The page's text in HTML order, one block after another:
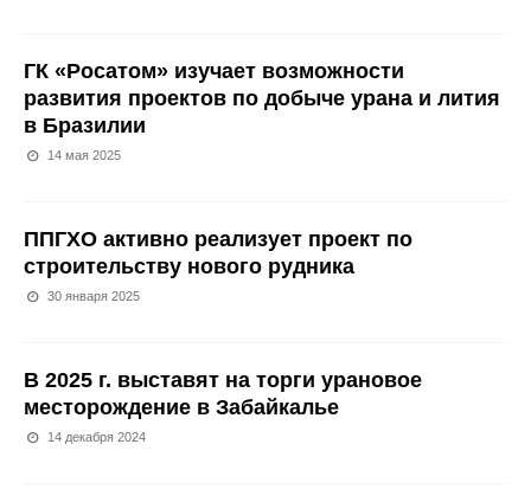
ГК «Росатом» изучает возможности
развития проектов по добыче урана и лития
в Бразилии
14 мая 2025
ППГХО активно реализует проект по
строительству нового рудника
30 января 2025
В 2025 г. выставят на торги урановое
месторождение в Забайкалье
14 декабря 2024